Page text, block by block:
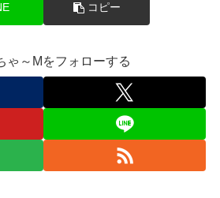
コピー
ゃ～Mをフォローする